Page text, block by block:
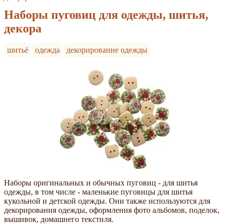
Наборы пуговиц для одежды, шитья,
декора
шитьё одежда декорирование одежды
Наборы оригинальных и обычных пуговиц - для шитья
одежды, в том числе - маленькие пуговицы для шитья
кукольной и детской одежды. Они также используются для
декорирования одежды, оформления фото альбомов, поделок,
вышивок, домашнего текстиля.